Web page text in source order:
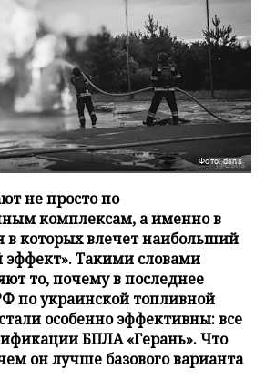
Фото: dsns
не просто по
комплексам, а именно в
в которых влечет наибольший
Такими словами
то, почему в последнее
по украинской топливной
особенно эффективны: все
БПЛА «Герань». Что
он лучше базового варианта